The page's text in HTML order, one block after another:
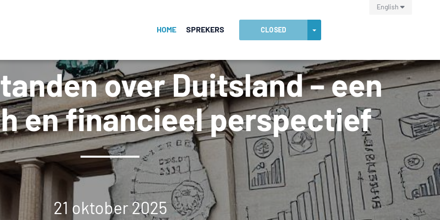
HOME SPREKERS CLOSED TOGGLE DROPDOWN
English
over Duitsland – een
en financieel perspectief
21 oktober 2025